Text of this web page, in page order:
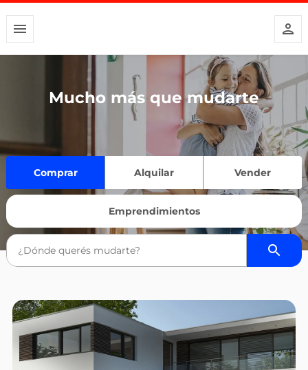
Mucho más que mudarte
Comprar Alquilar Vender
Emprendimientos